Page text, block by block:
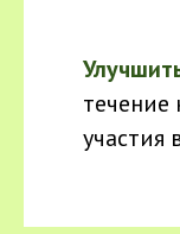
течение
участия